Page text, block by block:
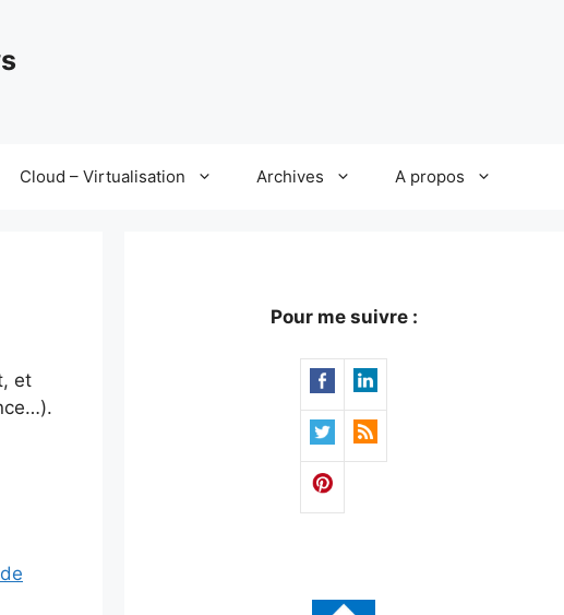
Cloud – Virtualisation Archives A propos
et
Pour me suivre :